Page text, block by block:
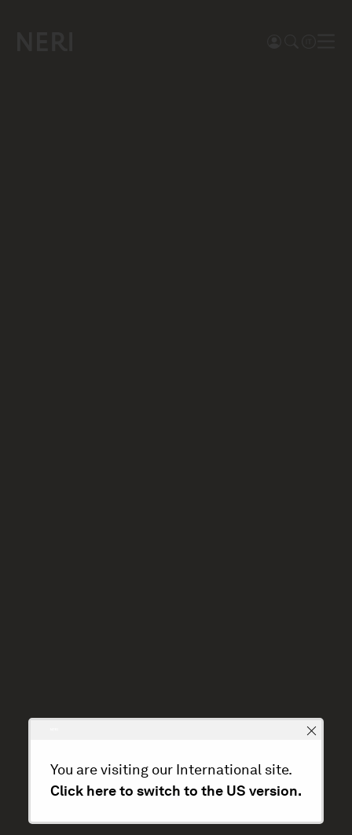
You are visiting our International site.
Click here to switch to the US version.